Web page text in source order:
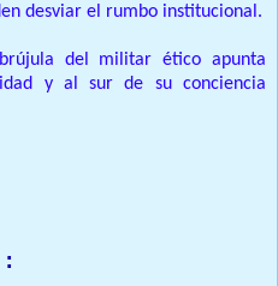
desviar el rumbo institucional.
del militar ético apunta
y al sur de su conciencia